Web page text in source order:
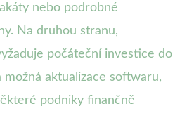
nebo podrobné
Na druhou stranu,
počáteční investice do
aktualizace softwaru,
podniky finančně